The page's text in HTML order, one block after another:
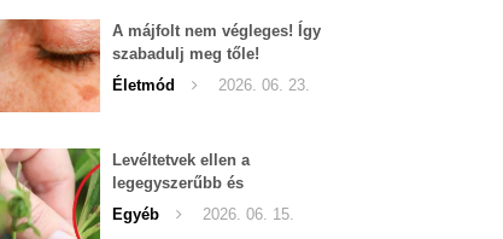
A májfolt nem végleges! Így
szabadulj meg tőle!
Életmód
2026. 06. 23.
Levéltetvek ellen a
legegyszerűbb és
leghatékonyabb filléres
háziszer
Egyéb 2026. 06. 15.